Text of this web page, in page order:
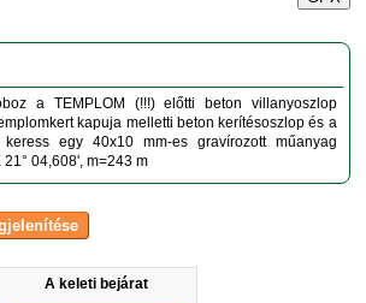
A keleti bejárat
a TEMPLOM (!!!) előtti beton villanyoszlop
kapuja melletti beton kerítésoszlop és a
keress egy 40x10 mm-es gravírozott műanyag
04,608', m=243 m